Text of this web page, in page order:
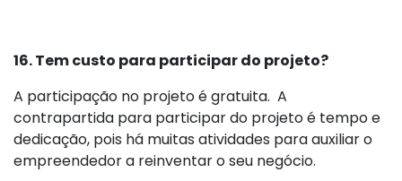
16. Tem custo para participar do projeto?
A participação no projeto é gratuita. A
contrapartida para participar do projeto é tempo e
dedicação, pois há muitas atividades para auxiliar o
empreendedor a reinventar o seu negócio.